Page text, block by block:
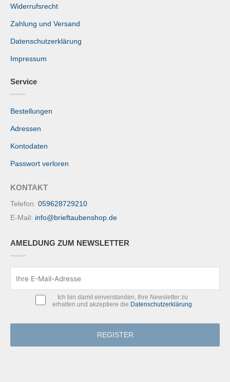
Widerrufsrecht
Zahlung und Versand
Datenschutzerklärung
Impressum
Service
Bestellungen
Adressen
Kontodaten
Passwort verloren
KONTAKT
Telefon: 059628729210
E-Mail: info@brieftaubenshop.de
AMELDUNG ZUM NEWSLETTER
Ich bin damit einverstanden, Ihre Newsletter zu
erhalten und akzeptiere die Datenschutzerklärung.